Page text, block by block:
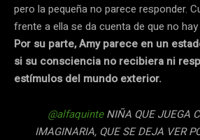
pero la pequeña no parece responder.
frente a ella se da cuenta de que no
Por su parte, Amy parece en un
si su consciencia no recibiera ni
estímulos del mundo exterior.
@alfaquinteNIÑA QUE JUEGA
IMAGINARIA, QUE SE DEJA VER